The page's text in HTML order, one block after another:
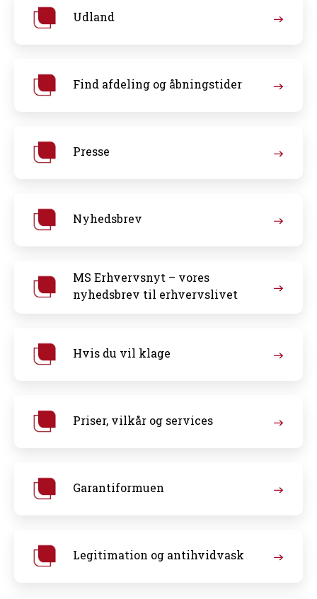
Udland
Find afdeling og åbningstider
Presse
Nyhedsbrev
MS Erhvervsnyt – vores
nyhedsbrev til erhvervslivet
Hvis du vil klage
Priser, vilkår og services
Garantiformuen
Legitimation og antihvidvask